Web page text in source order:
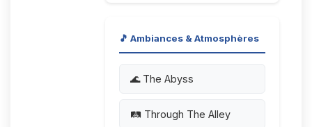
🎵 Ambiances & Atmosphères
🌊 The Abyss
🛤️ Through The Alley